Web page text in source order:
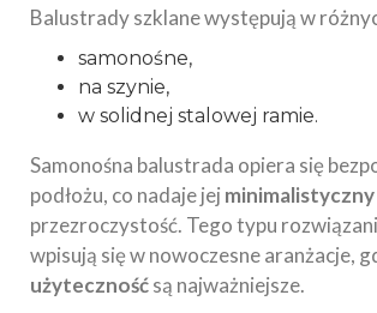
Balustrady szklane występują w
samonośne,
na szynie,
w solidnej stalowej ramie.
Samonośna balustrada opiera się
podłożu, co nadaje jej
przezroczystość. Tego typu
wpisują się w nowoczesne aranżacje,
użytecznośćsą najważniejsze.